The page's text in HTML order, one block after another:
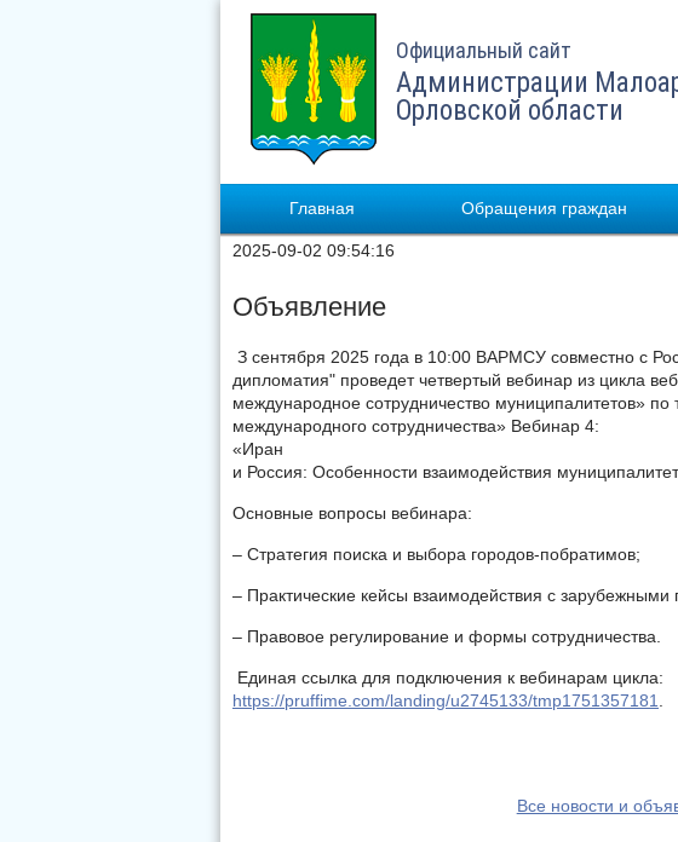
Официальный сайт
Администрации
Орловской области
Главная Обращения граждан
2025-09-02 09:54:16
Объявление
З сентября 2025 года в 10:00 ВАРМСУ совместно с
дипломатия" проведет четвертый вебинар из цикла
международное сотрудничество муниципалитетов»
международного сотрудничества» Вебинар 4:
«Иран
и Россия: Особенности взаимодействия
Основные вопросы вебинара:
– Стратегия поиска и выбора городов-побратимов;
– Практические кейсы взаимодействия с зарубежными
– Правовое регулирование и формы сотрудничества.
Единая ссылка для подключения к вебинарам цикла:
https://pruffime.com/landing/u2745133/tmp1751357181
Все новости и